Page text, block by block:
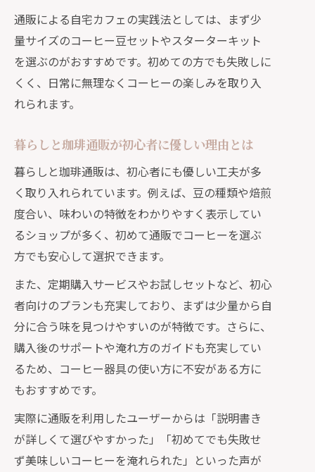
通販による自宅カフェの実践法としては、まず少
量サイズのコーヒー豆セットやスターターキット
を選ぶのがおすすめです。初めての方でも失敗しに
くく、日常に無理なくコーヒーの楽しみを取り入
れられます。
暮らしと珈琲通販が初心者に優しい理由とは
暮らしと珈琲通販は、初心者にも優しい工夫が多
く取り入れられています。例えば、豆の種類や焙煎
度合い、味わいの特徴をわかりやすく表示してい
るショップが多く、初めて通販でコーヒーを選ぶ
方でも安心して選択できます。
また、定期購入サービスやお試しセットなど、初心
者向けのプランも充実しており、まずは少量から自
分に合う味を見つけやすいのが特徴です。さらに、
購入後のサポートや淹れ方のガイドも充実してい
るため、コーヒー器具の使い方に不安がある方に
もおすすめです。
実際に通販を利用したユーザーからは「説明書き
が詳しくて選びやすかった」「初めてでも失敗せ
ず美味しいコーヒーを淹れられた」といった声が